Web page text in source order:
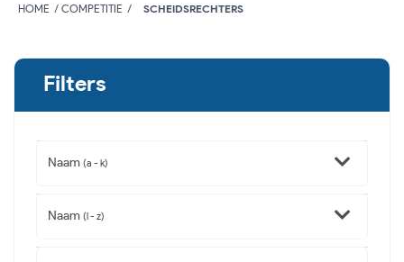
HOME COMPETITIE SCHEIDSRECHTERS
Filters
Naam (a - k)
Naam (l - z)